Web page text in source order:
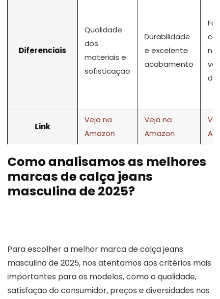
Diferenciais
Qualidade
dos
materiais e
sofisticação
Durabilidade
e excelente
acabamento
na
de
Link
Veja na
Amazon
Veja na
Amazon
Como analisamos as melhores
marcas de calça jeans
masculina de 2025?
Para escolher a melhor marca de calça jeans
masculina de 2025, nos atentamos aos critérios mais
importantes para os modelos, como a qualidade,
satisfação do consumidor, preços e diversidades nas